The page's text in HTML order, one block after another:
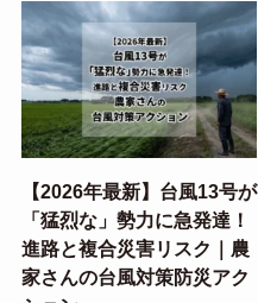
【2026年最新】台風13号が
「猛烈な」勢力に急発達！
進路と複合災害リスク｜農
家さんの台風対策防災アク